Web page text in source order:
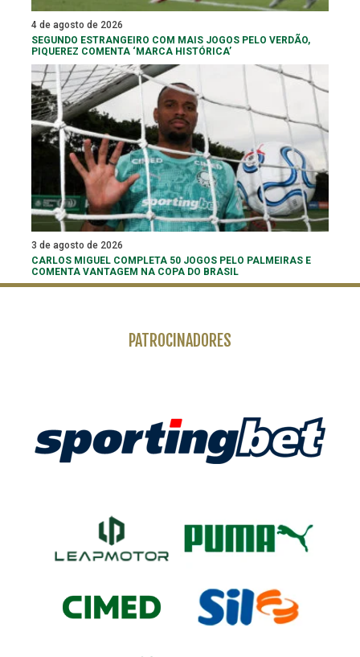
4 de agosto de 2026
SEGUNDO ESTRANGEIRO COM MAIS JOGOS PELO VERDÃO,
PIQUEREZ COMENTA ‘MARCA HISTÓRICA’
3 de agosto de 2026
CARLOS MIGUEL COMPLETA 50 JOGOS PELO PALMEIRAS E
COMENTA VANTAGEM NA COPA DO BRASIL
PATROCINADORES